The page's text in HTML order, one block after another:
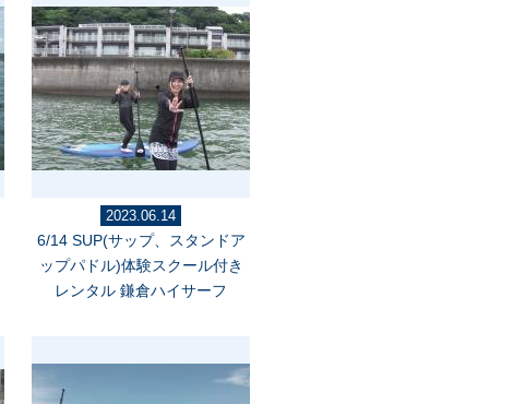
2023.06.14
6/14 SUP(サップ、スタンドア
ップパドル)体験スクール付き
レンタル 鎌倉ハイサーフ